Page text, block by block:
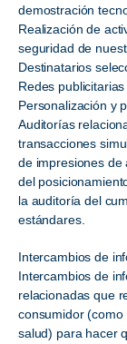
demostración
Realización de
seguridad de
Destinatarios
Redes publicitarias
Personalización y
Auditorías
transacciones
de impresiones de
del
la auditoría del
estándares.
Intercambios de
Intercambios de
relacionadas que
consumidor
salud) para hacer